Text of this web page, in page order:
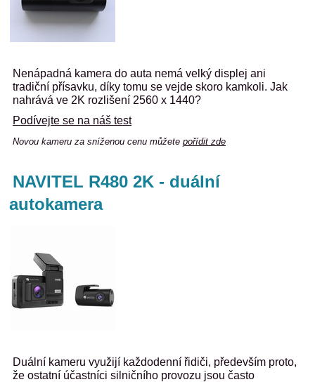
Nenápadná kamera do auta nemá velký displej ani
tradiční přísavku, díky tomu se vejde skoro kamkoli. Jak
nahrává ve 2K rozlišení 2560 x 1440?
Podívejte se na náš test
Novou kameru za sníženou cenu můžete pořídit zde
NAVITEL R480 2K - duální
autokamera
Duální kameru využijí každodenní řidiči, především proto,
že ostatní účastníci silničního provozu jsou často